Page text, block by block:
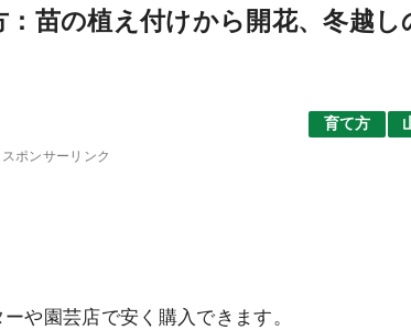
苗の植え付けから開花、冬越し
育て方
スポンサーリンク
や園芸店で安く購入できます。